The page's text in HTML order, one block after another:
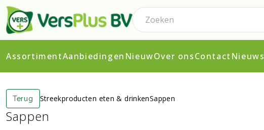
AssortimentAanbiedingen NieuwOver onsContact Nieuws
Terug Streekproducten eten & drinkenSappen
Sappen